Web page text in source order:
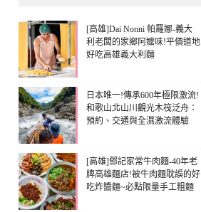
[高雄]Dai Nonni 帕羅娜-義大
利老闆的家鄉阿嬤味!平價道地
好吃高雄義大利麵
日本唯一!傳承600年極限激流!
和歌山北山川觀光木筏泛舟：
預約、交通與全濕激流體驗
[高雄]鄧記家常牛肉麵-40年老
牌高雄麵店!被牛肉麵耽誤的好
吃炸醬麵~必點限量手工粗麵